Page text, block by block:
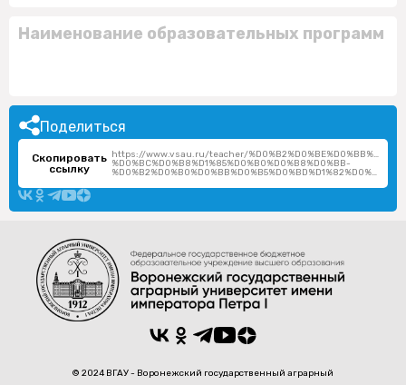
Наименование образовательных программ
Поделиться
Скопировать
ссылку
https://www.vsau.ru/teacher/
%D0%BC%D0%B8%D1%85%D0%B0%D0%B8%D0%BB-
%D0%B2%D0%B0%D0%BB%D0%B5%D0%BD%D1%82%D0%B8%D0%BD%D0%BE%D0%B2%D0%B8%D1%87/
© 2024 ВГАУ - Воронежский государственный аграрный